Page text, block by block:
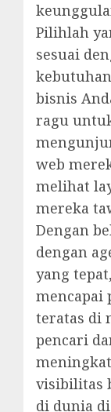
Pilihlah
sesuai
bisnis
ragu
web
melihat
mereka
Dengan
dengan
yang
mencapai
teratas di
pencari
visibilitas
di dunia